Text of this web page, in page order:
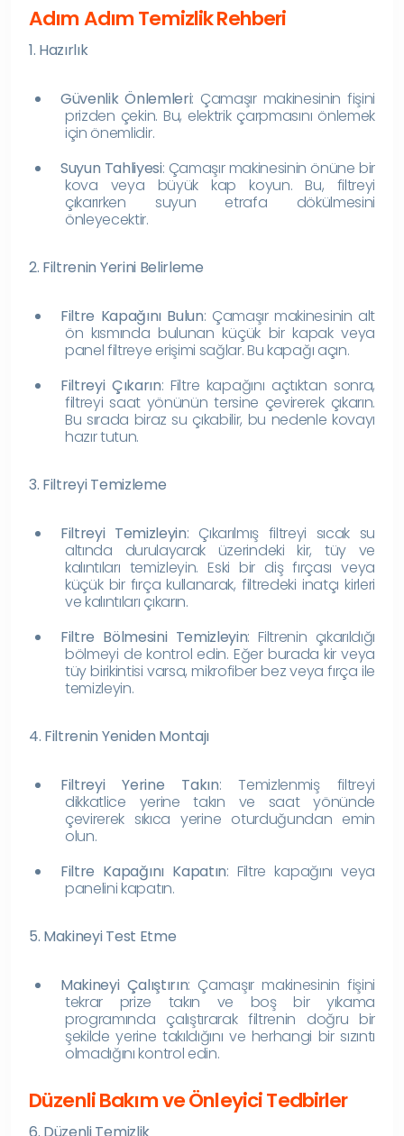
Adım Adım Temizlik Rehberi
1. Hazırlık
Güvenlik Önlemleri: Çamaşır makinesinin fişini
prizden çekin. Bu, elektrik çarpmasını önlemek
için önemlidir.
Suyun Tahliyesi: Çamaşır makinesinin önüne bir
kova veya büyük kap koyun. Bu, filtreyi
çıkarırken suyun etrafa dökülmesini
önleyecektir.
2. Filtrenin Yerini Belirleme
Filtre Kapağını Bulun: Çamaşır makinesinin alt
ön kısmında bulunan küçük bir kapak veya
panel filtreye erişimi sağlar. Bu kapağı açın.
Filtreyi Çıkarın: Filtre kapağını açtıktan sonra,
filtreyi saat yönünün tersine çevirerek çıkarın.
Bu sırada biraz su çıkabilir, bu nedenle kovayı
hazır tutun.
3. Filtreyi Temizleme
Filtreyi Temizleyin: Çıkarılmış filtreyi sıcak su
altında durulayarak üzerindeki kir, tüy ve
kalıntıları temizleyin. Eski bir diş fırçası veya
küçük bir fırça kullanarak, filtredeki inatçı kirleri
ve kalıntıları çıkarın.
Filtre Bölmesini Temizleyin: Filtrenin çıkarıldığı
bölmeyi de kontrol edin. Eğer burada kir veya
tüy birikintisi varsa, mikrofiber bez veya fırça ile
temizleyin.
4. Filtrenin Yeniden Montajı
Filtreyi Yerine Takın: Temizlenmiş filtreyi
dikkatlice yerine takın ve saat yönünde
çevirerek sıkıca yerine oturduğundan emin
olun.
Filtre Kapağını Kapatın: Filtre kapağını veya
panelini kapatın.
5. Makineyi Test Etme
Makineyi Çalıştırın: Çamaşır makinesinin fişini
tekrar prize takın ve boş bir yıkama
programında çalıştırarak filtrenin doğru bir
şekilde yerine takıldığını ve herhangi bir sızıntı
olmadığını kontrol edin.
Düzenli Bakım ve Önleyici Tedbirler
6. Düzenli Temizlik